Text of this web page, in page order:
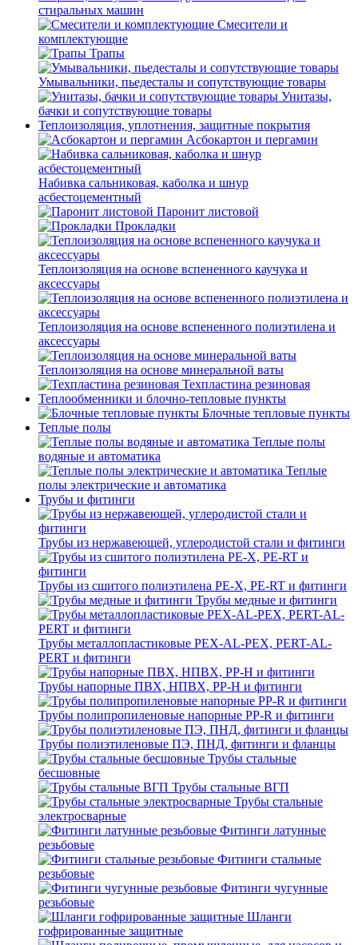
стиральных машин
Смесители и
комплектующие
Трапы
Умывальники, пьедесталы и сопутствующие товары
Унитазы,
бачки и сопутствующие товары
Теплоизоляция, уплотнения, защитные покрытия
Асбокартон и пергамин
Набивка сальниковая, каболка и шнур
асбестоцементный
Паронит листовой
Прокладки
Теплоизоляция на основе вспененного каучука и
аксессуары
Теплоизоляция на основе вспененного полиэтилена и
аксессуары
Теплоизоляция на основе минеральной ваты
Техпластина резиновая
Теплообменники и блочно-тепловые пункты
Блочные тепловые пункты
Теплые полы
Теплые полы
водяные и автоматика
Теплые
полы электрические и автоматика
Трубы и фитинги
Трубы из нержавеющей, углеродистой стали и фитинги
Трубы из сшитого полиэтилена PE-X, PE-RT и фитинги
Трубы медные и фитинги
Трубы металлопластиковые PEX-AL-PEX, PERT-AL-
PERT и фитинги
Трубы напорные ПВХ, НПВХ, PP-H и фитинги
Трубы полипропиленовые напорные PP-R и фитинги
Трубы полиэтиленовые ПЭ, ПНД, фитинги и фланцы
Трубы стальные
бесшовные
Трубы стальные ВГП
Трубы стальные
электросварные
Фитинги латунные
резьбовые
Фитинги стальные
резьбовые
Фитинги чугунные
резьбовые
Шланги
гофрированные защитные